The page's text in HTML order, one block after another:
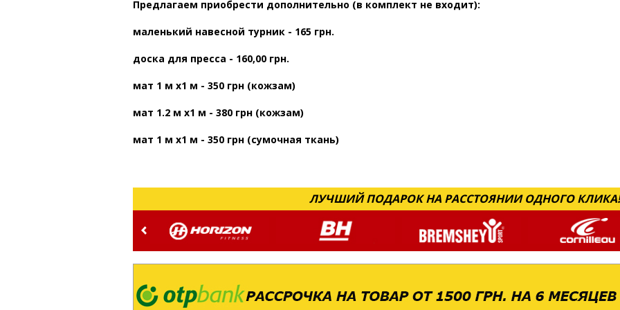
Предлагаем приобрести дополнительно (в комплект не входит):
маленький навесной турник - 165 грн.
доска для пресса - 160,00 грн.
мат 1 м х1 м - 350 грн (кожзам)
мат 1.2 м х1 м - 380 грн (кожзам)
мат 1 м х1 м - 350 грн (сумочная ткань)
ЛУЧШИЙ ПОДАРОК НА РАССТОЯНИИ ОДНОГО КЛИКА!